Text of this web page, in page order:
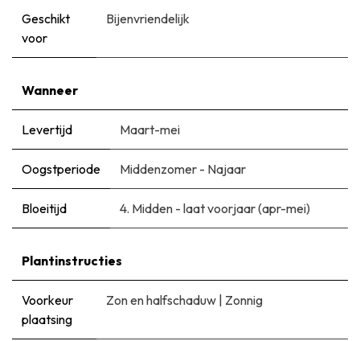
Geschikt
voor
Bijenvriendelijk
Wanneer
Levertijd Maart-mei
Oogstperiode Middenzomer - Najaar
Bloeitijd ​4. Midden - laat voorjaar (apr-mei)
Plantinstructies
Voorkeur
plaatsing
Zon en halfschaduw | Zonnig